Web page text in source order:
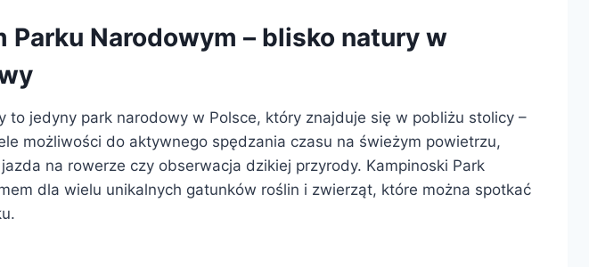
Parku Narodowym – blisko natury w
to jedyny park narodowy w Polsce, który znajduje się w pobliżu stolicy –
możliwości do aktywnego spędzania czasu na świeżym powietrzu,
na rowerze czy obserwacja dzikiej przyrody. Kampinoski Park
dla wielu unikalnych gatunków roślin i zwierząt, które można spotkać